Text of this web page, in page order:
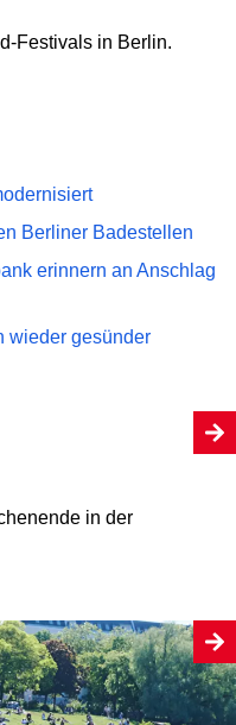
Festivals in Berlin.
Berliner Badestellen
erinnern an Anschlag
wieder gesünder
in der